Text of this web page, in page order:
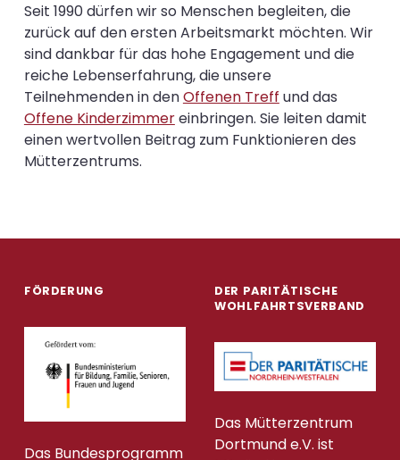
Seit 1990 dürfen wir so Menschen begleiten, die
zurück auf den ersten Arbeitsmarkt möchten. Wir
sind dankbar für das hohe Engagement und die
reiche Lebenserfahrung, die unsere
Teilnehmenden in denOffenen Treff und das
Offene Kinderzimmereinbringen. Sie leiten damit
einen wertvollen Beitrag zum Funktionieren des
Mütterzentrums.
FÖRDERUNG
Das Bundesprogramm
DER PARITÄTISCHE
WOHLFAHRTSVERBAND
Das Mütterzentrum
Dortmund e.V. ist